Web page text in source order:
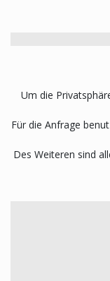
Um die
Für die Anfrage
Des Weiteren sind